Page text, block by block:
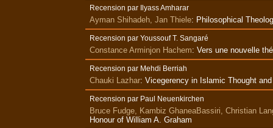
Recension par Ilyass Amharar
Ayman Shihadeh, Jan Thiele: Philosophical
Recension par Youssouf T. Sangaré
Constance Arminjon Hachem: Vers une nouvelle
Recension par Mehdi Berriah
Chauki Lazhar: Vicegerency in Islamic Thought
Recension par Paul Neuenkirchen
Bruce Fudge, Kambiz GhaneaBassiri, Christian
Honour of William A. Graham